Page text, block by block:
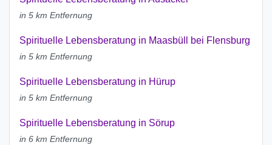
in 5 km Entfernung
Spirituelle Lebensberatung in Maasbüll bei Flensburg
in 5 km Entfernung
Spirituelle Lebensberatung in Hürup
in 5 km Entfernung
Spirituelle Lebensberatung in Sörup
in 6 km Entfernung